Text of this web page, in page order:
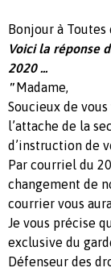
Bonjour à Toutes
Voici la réponse
2020 ...
"Madame,
Soucieux de
l’attache de la
d’instruction de
Par courriel du
changement de
courrier vous
Je vous précise
exclusive du
Défenseur des